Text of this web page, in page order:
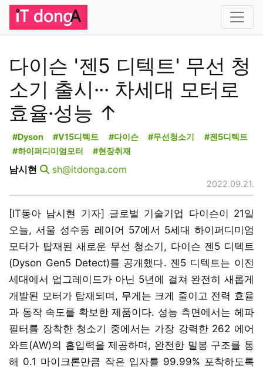
다이슨 '젠5 디텍트' 무선 청
소기 출시··· 차세대 모터로
효율·성능 ↑
#Dyson #V15디텍트 #다이슨 #무선청소기
#젠5디텍트
#하이퍼디미엄모터
#현장취재
남시현 sh@itdonga.com
2022.09.21.
[IT동아 남시현 기자] 글로벌 기술기업 다이슨이 21일
오늘, 서울 성수동 레이어 57에서 5세대 하이퍼디미엄
모터가 탑재된 새로운 무선 청소기, 다이슨 젠5 디텍트
(Dyson Gen5 Detect)를 공개했다. 젠5 디텍트는 이전
세대에서 업그레이드가 아닌 5년에 걸쳐 완전히 새롭게
개발된 모터가 탑재되며, 무게는 크게 줄이고 전력 효율
과 동작 속도를 확보한 제품이다. 성능 측면에서는 헤파
필터를 장착한 청소기 중에서는 가장 강력한 262 에어
와트(AW)의 흡입력을 제공하며, 완전한 밀봉 구조를 통
해 0.1 마이크론만큼 작은 입자를 99.99% 포착하도록